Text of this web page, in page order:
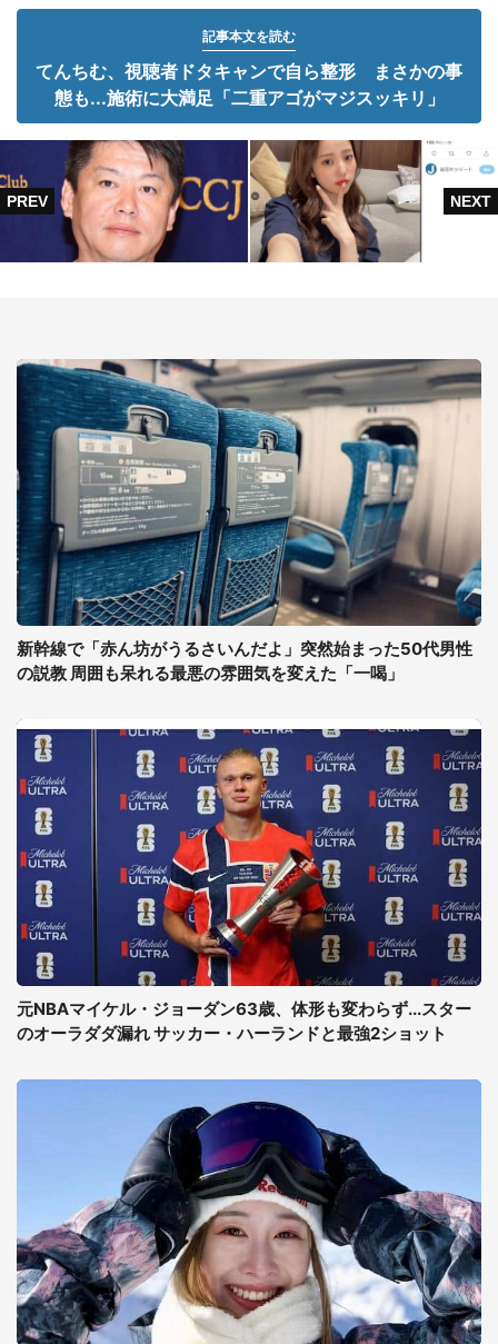
記事本文を読む
てんちむ、視聴者ドタキャンで自ら整形 まさかの事
態も...施術に大満足「二重アゴがマジスッキリ」
新幹線で「赤ん坊がうるさいんだよ」突然始まった50代男性
の説教 周囲も呆れる最悪の雰囲気を変えた「一喝」
元NBAマイケル・ジョーダン63歳、体形も変わらず...スター
のオーラダダ漏れ サッカー・ハーランドと最強2ショット